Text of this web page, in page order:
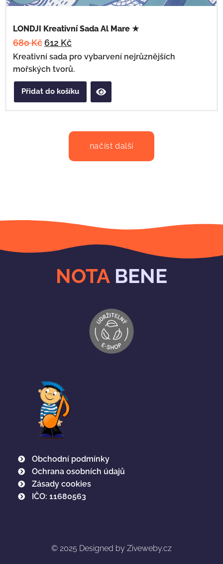
LONDJI Kreativní Sada Al Mare ★
680Kč 612 Kč
Kreativní sada pro vybarvení nejrůznějších
mořských tvorů.
Přidat do košíku
načíst další
NOTA BENE
Obchodní podmínky
Ochrana osobních údajů
Zásady cookies
IČO: 11680563
© 2025 Designed by Ziveweby.cz